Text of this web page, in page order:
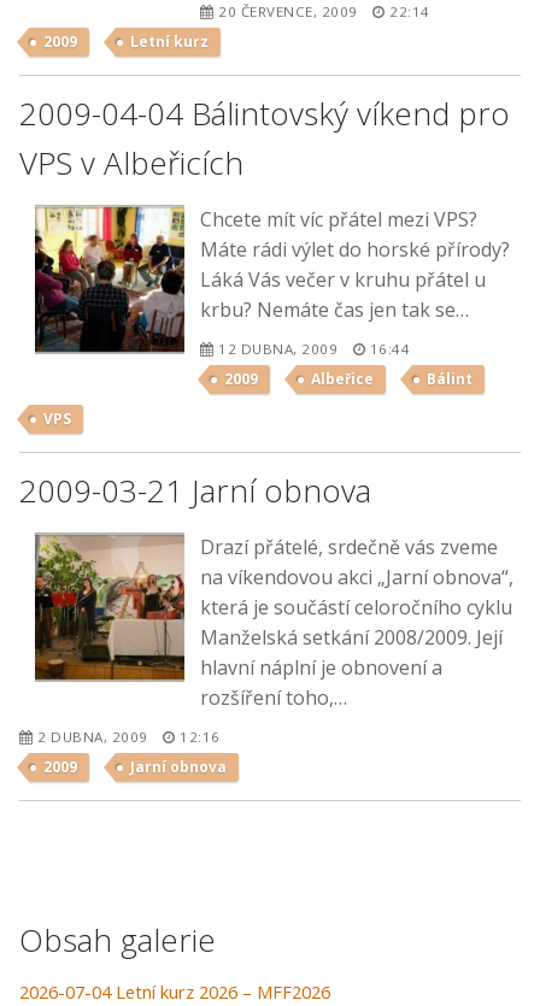
20 ČERVENCE, 2009 22:14
2009 Letní kurz
2009-04-04 Bálintovský víkend pro
VPS v Albeřicích
Chcete mít víc přátel mezi VPS?
Máte rádi výlet do horské přírody?
Láká Vás večer v kruhu přátel u
krbu? Nemáte čas jen tak se…
12 DUBNA, 2009 16:44
2009 Albeřice
Bálint
VPS
2009-03-21 Jarní obnova
Drazí přátelé, srdečně vás zveme
na víkendovou akci „Jarní obnova“,
která je součástí celoročního cyklu
Manželská setkání 2008/2009. Její
hlavní náplní je obnovení a
rozšíření toho,…
2 DUBNA, 2009 12:16
2009 Jarní obnova
Obsah galerie
2026-07-04 Letní kurz 2026 – MFF2026